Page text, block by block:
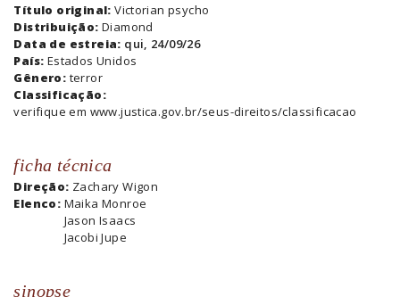
Título original:Victorian psycho
Distribuição: Diamond
Data de estreia: qui, 24/09/26
País: Estados Unidos
Gênero: terror
Classificação:
verifique em www.justica.gov.br/seus-direitos/classificacao
ficha técnica
Direção: Zachary Wigon
Elenco: Maika Monroe
Jason Isaacs
Jacobi Jupe
sinopse